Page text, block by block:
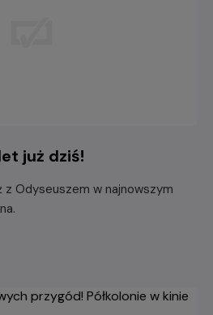
już dziś!
Odyseuszem w najnowszym